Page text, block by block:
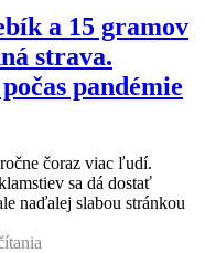
a 15 gramov
strava.
pandémie
čoraz viac ľudí.
sa dá dostať
naďalej slabou stránkou